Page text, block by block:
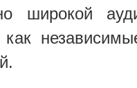
широкой
как